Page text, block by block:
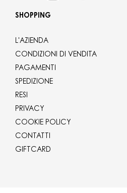
SHOPPING
L'AZIENDA
CONDIZIONI DI VENDITA
PAGAMENTI
SPEDIZIONE
RESI
PRIVACY
COOKIE POLICY
CONTATTI
GIFTCARD